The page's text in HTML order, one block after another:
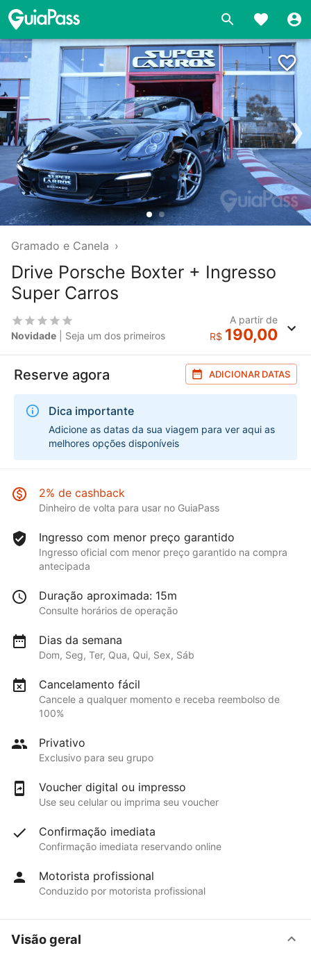
❯
Gramado e Canela ›
Drive Porsche Boxter + Ingresso
Super Carros
Novidade | Seja um dos primeiros
A partir de
R$ 190,00
Reserve agora ADICIONAR DATAS
Dica importante
Adicione as datas da sua viagem para ver aqui as
melhores opções disponíveis
2% de cashback
Dinheiro de volta para usar no GuiaPass
Ingresso com menor preço garantido
Ingresso oficial com menor preço garantido na compra
antecipada
Duração aproximada: 15m
Consulte horários de operação
Dias da semana
Dom, Seg, Ter, Qua, Qui, Sex, Sáb
Cancelamento fácil
Cancele a qualquer momento e receba reembolso de
100%
Privativo
Exclusivo para seu grupo
Voucher digital ou impresso
Use seu celular ou imprima seu voucher
Confirmação imediata
Confirmação imediata reservando online
Motorista profissional
Conduzido por motorista profissional
Visão geral